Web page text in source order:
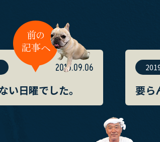
2015.09.06
日曜でした。 要ら